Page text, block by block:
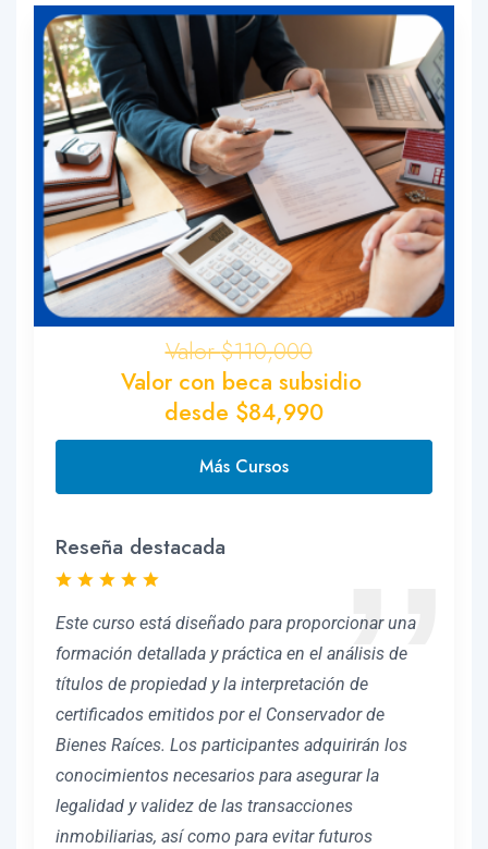
micrófono.
Conexión estable a internet.
Programa Zoom instalado
Realizar el taller en un lugar con buena luz y
poco ruido ambiental.
Se sugiere contar con material para apuntes.
$110,000
$84,990
Comprar Ahora
Reseña destacada
Este curso está diseñado para proporcionar una
formación detallada y práctica en el análisis de
títulos de propiedad y la interpretación de
certificados emitidos por el Conservador de
Bienes Raíces. Los participantes adquirirán los
conocimientos necesarios para asegurar la
legalidad y validez de las transacciones
inmobiliarias, así como para evitar futuros